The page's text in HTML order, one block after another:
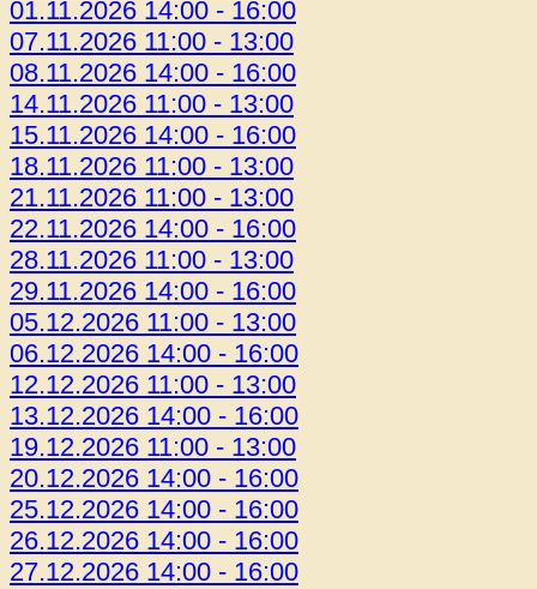
01.11.2026 14:00 - 16:00
07.11.2026 11:00 - 13:00
08.11.2026 14:00 - 16:00
14.11.2026 11:00 - 13:00
15.11.2026 14:00 - 16:00
18.11.2026 11:00 - 13:00
21.11.2026 11:00 - 13:00
22.11.2026 14:00 - 16:00
28.11.2026 11:00 - 13:00
29.11.2026 14:00 - 16:00
05.12.2026 11:00 - 13:00
06.12.2026 14:00 - 16:00
12.12.2026 11:00 - 13:00
13.12.2026 14:00 - 16:00
19.12.2026 11:00 - 13:00
20.12.2026 14:00 - 16:00
25.12.2026 14:00 - 16:00
26.12.2026 14:00 - 16:00
27.12.2026 14:00 - 16:00